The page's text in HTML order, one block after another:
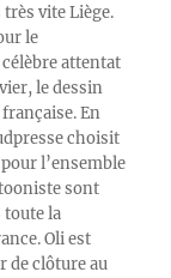
vite Liège.
le
attentat
le dessin
En
choisit
l’ensemble
sont
toute la
Oli est
de clôture au